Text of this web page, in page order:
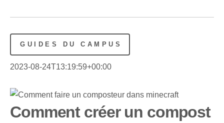
GUIDES DU CAMPUS
2023-08-24T13:19:59+00:00
Comment créer un compost